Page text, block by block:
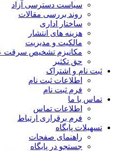
سیاست دسترسی آزاد
روند بررسی مقالات
ساختار اداری
هزینه های انتشار
مالکیت و مدیریت
ﻣﮑﺎﻧﯿﺰم ﺗﺸﺨﯿﺺ ﺳﺮﻗﺖ ﻋﻠﻤﯽ
حق تکثیر
نام و اشتراک
اطلاعات ثبت نام
فرم ثبت نام
با ما
اطلاعات تماس
فرم برقراری ارتباط
پایگاه
راهنمای صفحات
جستجو در پایگاه